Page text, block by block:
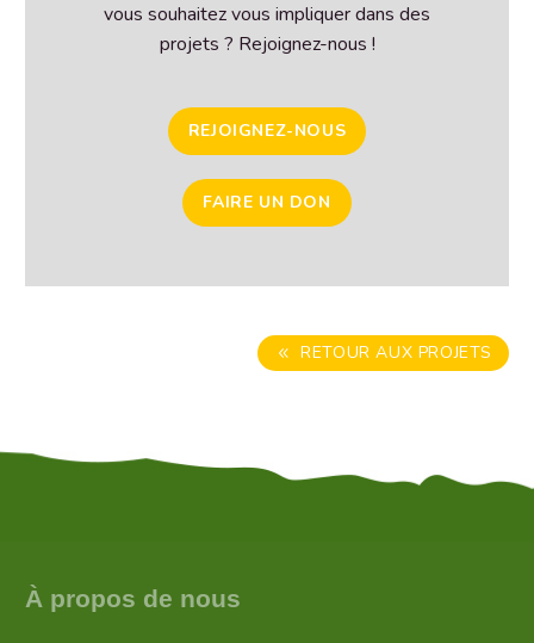
vous souhaitez vous impliquer dans des
projets ? Rejoignez-nous !
REJOIGNEZ-NOUS
FAIRE UN DON
8 RETOUR AUX PROJETS
À propos de nous